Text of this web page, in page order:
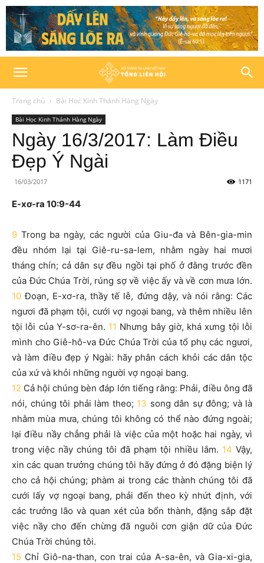
Trang chủ Bài Học Kinh Thánh Hàng Ngày
Bài Học Kinh Thánh Hàng Ngày
Ngày 16/3/2017: Làm Điều
Đẹp Ý Ngài
16/03/2017 1171
E-xơ-ra 10:9-44
9 Trong ba ngày, các người của Giu-đa và Bên-gia-min
đều nhóm lại tại Giê-ru-sa-lem, nhằm ngày hai mươi
tháng chín; cả dân sự đều ngồi tại phố ở đằng trước đền
của Đức Chúa Trời, rúng sợ về việc ấy và về cơn mưa lớn.
10Đoạn, E-xơ-ra, thầy tế lễ, đứng dậy, và nói rằng: Các
ngươi đã phạm tội, cưới vợ ngoại bang, và thêm nhiều lên
tội lỗi của Y-sơ-ra-ên. 11 Nhưng bây giờ, khá xưng tội lỗi
mình cho Giê-hô-va Đức Chúa Trời của tổ phụ các ngươi,
và làm điều đẹp ý Ngài: hãy phân cách khỏi các dân tộc
của xứ và khỏi những người vợ ngoại bang.
12 Cả hội chúng bèn đáp lớn tiếng rằng: Phải, điều ông đã
nói, chúng tôi phải làm theo; 13 song dân sự đông; và là
nhằm mùa mưa, chúng tôi không có thể nào đứng ngoài;
lại điều nầy chẳng phải là việc của một hoặc hai ngày, vì
trong việc nầy chúng tôi đã phạm tội nhiều lắm. 14 Vậy,
xin các quan trưởng chúng tôi hãy đứng ở đó đặng biện lý
cho cả hội chúng; phàm ai trong các thành chúng tôi đã
cưới lấy vợ ngoại bang, phải đến theo kỳ nhứt định, với
các trưởng lão và quan xét của bổn thành, đặng sắp đặt
việc nầy cho đến chừng đã nguôi cơn giận dữ của Đức
Chúa Trời chúng tôi.
15 Chỉ Giô-na-than, con trai của A-sa-ên, và Gia-xi-gia,